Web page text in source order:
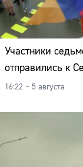
Участники
отправились к
16:22 – 5 августа